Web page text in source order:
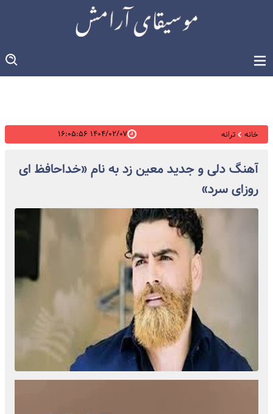
خانه ترانه ۱۴۰۴/۰۲/۰۷ ۱۶:۰۵:۵۶
آهنگ دلی و جدید معین زد به نام «خداحافظ ای
روزای سرد»